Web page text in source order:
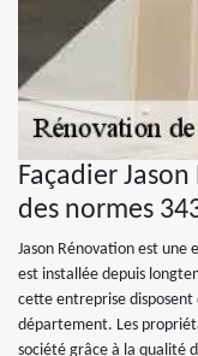
Façadier
des normes
Jason Rénovation est une
est installée depuis
cette entreprise
département. Les
société grâce à la qualité